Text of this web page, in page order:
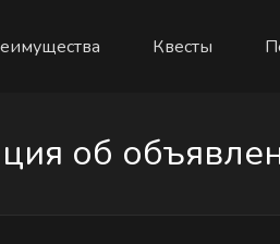
Квесты
об